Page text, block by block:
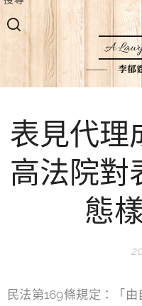
A
李郁
表見代理
高法院對
態
民法第169條規定：「